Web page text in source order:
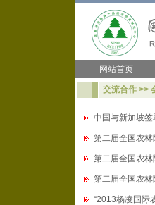
网站首页
交流合作 >>
中国与新加坡签
第二届全国农
第二届全国农
第二届全国农
“2013杨凌国际